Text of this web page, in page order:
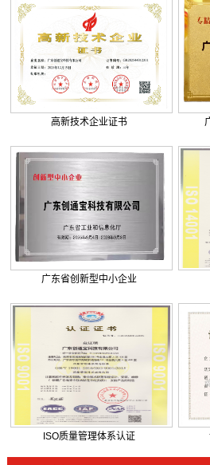
. 森源家具集团
. 东莞市塘厦水
. 九丰能源弱
. 广东外语外
. 巨正源科技有
. 美盈森综合弱
. 大朗环球商
. 景泰花园弱电
. 米兰公馆弱
高新技术企业证书
广东省创新型中小企业
ISO质量管理体系认证